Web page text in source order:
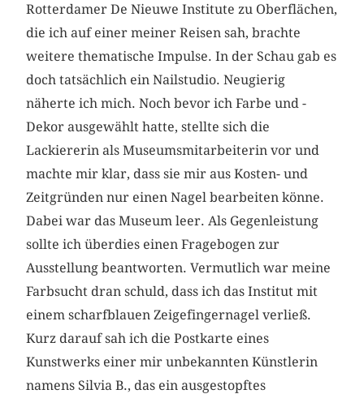
Rotterdamer De Nieuwe Institute zu Oberflächen,
die ich auf einer meiner Reisen sah, brachte
weitere thematische Impulse. In der Schau gab es
doch tatsächlich ein Nailstudio. Neugierig
näherte ich mich. Noch bevor ich Farbe und ­
Dekor ausgewählt hatte, stellte sich die
Lackiererin als Museumsmitarbeiterin vor und
machte mir klar, dass sie mir aus Kosten- und
Zeitgründen nur einen Nagel bearbeiten könne.
Dabei war das Museum leer. Als Gegenleistung
sollte ich überdies einen Fragebogen zur
Ausstellung beantworten. Vermutlich war meine
Farbsucht dran schuld, dass ich das Institut mit
einem scharfblauen Zeigefingernagel verließ.
Kurz darauf sah ich die Postkarte eines
Kunstwerks ­einer mir unbekannten Künstlerin
namens Silvia B., das ein ausgestopftes